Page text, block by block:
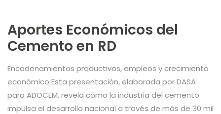
Aportes Económicos del
Cemento en RD
Encadenamientos productivos, empleos y crecimiento
económico Esta presentación, elaborada por DASA
para ADOCEM, revela cómo la industria del cemento
impulsa el desarrollo nacional a través de más de 30 mil